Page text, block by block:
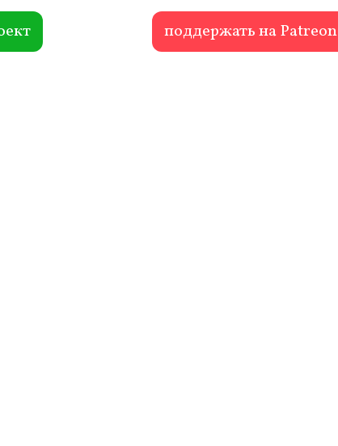
поддержать на Patreon